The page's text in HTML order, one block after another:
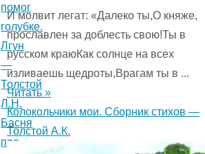
помог
голубке.
Лгун
—
Толстой
Л.Н.
Басня
про
И молвит легат: «Далеко ты,О княже,
прославлен за доблесть свою!Ты в
русском краюКак солнце на всех
изливаешь щедроты,Врагам ты в ...
Читать »
Колокольчики мои. Сборник стихов —
Толстой А.К.